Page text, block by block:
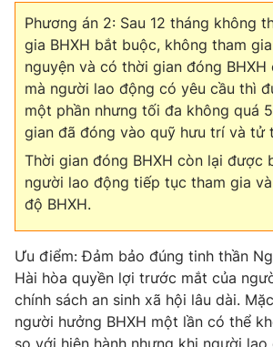
Phương án 2: Sau 12 tháng không
gia BHXH bắt buộc, không tham
nguyện và có thời gian đóng BHXH
mà người lao động có yêu cầu thì
một phần nhưng tối đa không quá
gian đã đóng vào quỹ hưu trí và tử
Thời gian đóng BHXH còn lại được
người lao động tiếp tục tham gia
độ BHXH.
Ưu điểm: Đảm bảo đúng tinh thần
Hài hòa quyền lợi trước mắt của
chính sách an sinh xã hội lâu dài.
người hưởng BHXH một lần có thể
so với hiện hành nhưng khi người